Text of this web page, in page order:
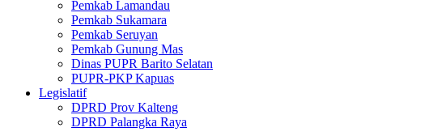
Pemkab Lamandau
Pemkab Sukamara
Pemkab Seruyan
Pemkab Gunung Mas
Dinas PUPR Barito Selatan
PUPR-PKP Kapuas
Legislatif
DPRD Prov Kalteng
DPRD Palangka Raya